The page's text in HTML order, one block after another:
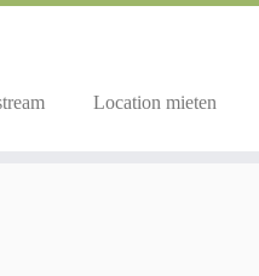
Location mieten